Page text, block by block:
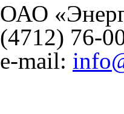
ОАО
(4712) 76-
e-mail: